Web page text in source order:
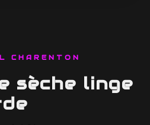
CHARENTON